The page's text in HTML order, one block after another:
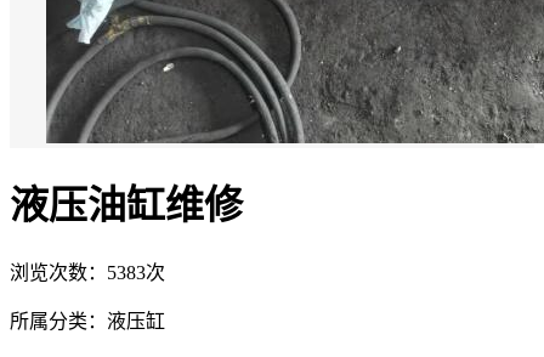
液压油缸维修
浏览次数：5383次
所属分类：液压缸